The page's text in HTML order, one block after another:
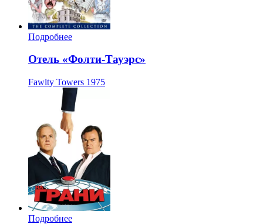
Подробнее
Отель «Фолти-Тауэрс»
Fawlty Towers 1975
Подробнее